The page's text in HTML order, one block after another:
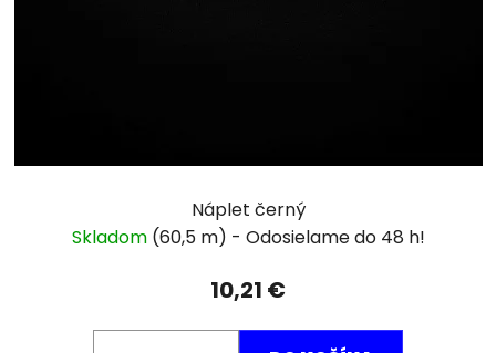
Náplet černý
Skladom (60,5 m)
10,21 €